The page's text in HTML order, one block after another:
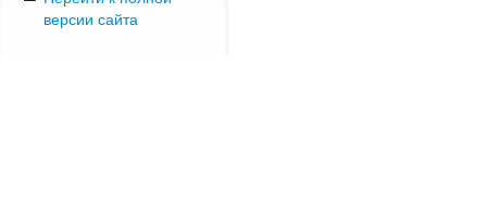
версии сайта